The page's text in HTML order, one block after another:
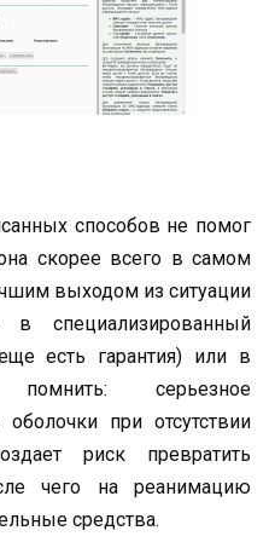
способов не помог
скорее всего в самом
выходом из ситуации
в специализированный
есть гарантия) или в
серьезное
при отсутствии
риск превратить
чего на реанимацию
средства.